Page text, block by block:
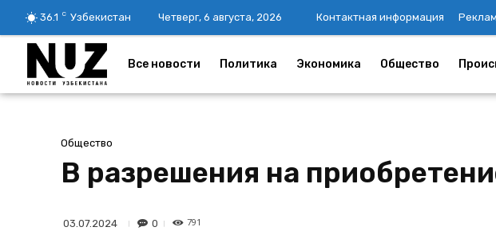
36.1 C Узбекистан Четверг, 6 августа, 2026 Контактная информация
Все новости Политика Экономика Общество
Общество
В разрешения на
03.07.2024 0 791